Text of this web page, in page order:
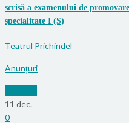
scrisă a examenului de
specialitate I (S)
Teatrul Prichindel
Anunțuri
11 dec.
0